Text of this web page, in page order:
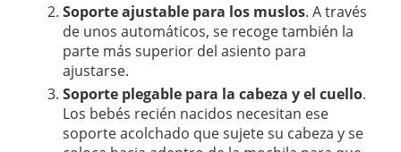
Soporte ajustable para los muslos. A través
de unos automáticos, se recoge también la
parte más superior del asiento para
ajustarse.
Soporte plegable para la cabeza y el cuello.
Los bebés recién nacidos necesitan ese
soporte acolchado que sujete su cabeza y se